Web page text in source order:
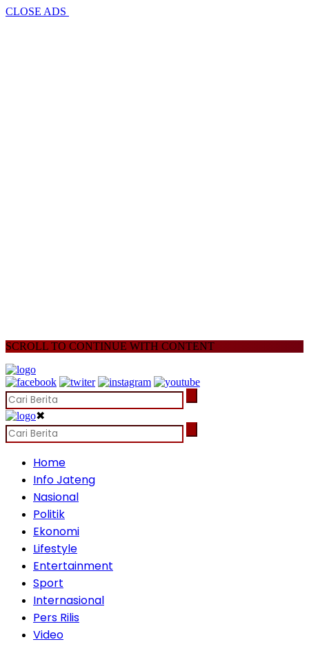
CLOSE ADS
SCROLL TO CONTINUE WITH CONTENT
✖
Home
Info Jateng
Nasional
Politik
Ekonomi
Lifestyle
Entertainment
Sport
Internasional
Pers Rilis
Video